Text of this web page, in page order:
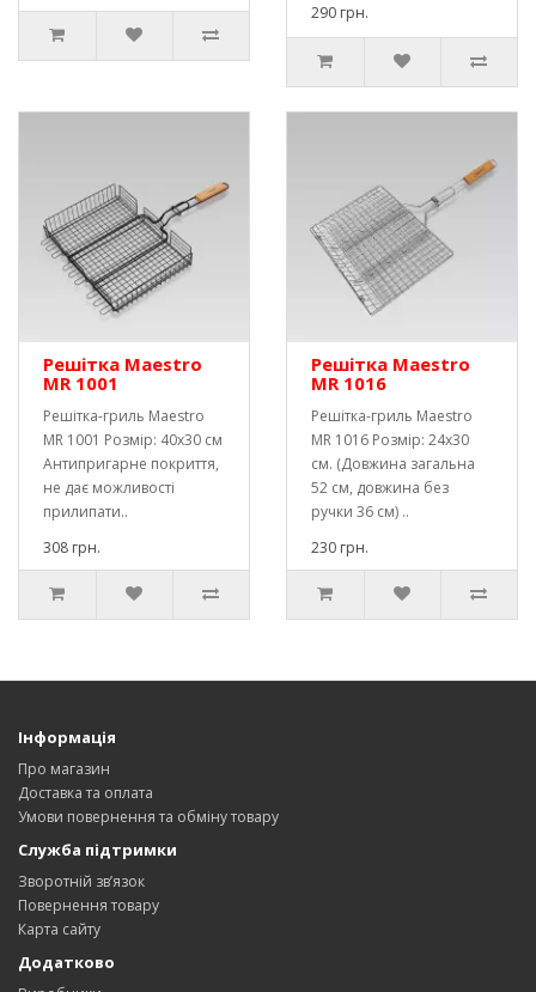
290 грн.
Решітка Maestro
MR 1001
Решітка-гриль Maestro
MR 1001 Розмір: 40х30 см
Антипригарне покриття,
не дає можливості
прилипати..
308 грн.
Решітка Maestro
MR 1016
Решітка-гриль Maestro
MR 1016 Розмір: 24х30
см. (Довжина загальна
52 см, довжина без
ручки 36 см) ..
230 грн.
Інформація
Про магазин
Доставка та оплата
Умови повернення та обміну товару
Служба підтримки
Зворотній зв’язок
Повернення товару
Карта сайту
Додатково